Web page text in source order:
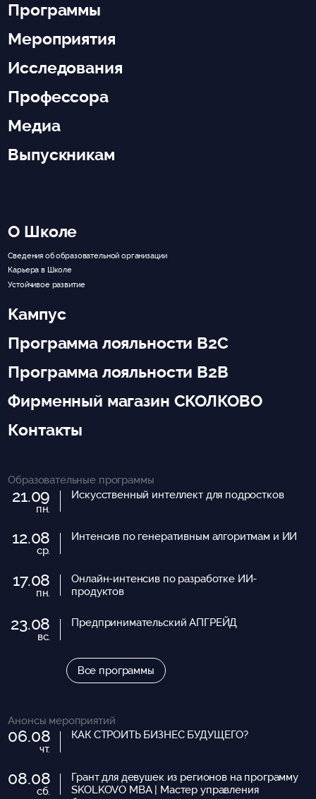
Программы
Мероприятия
Исследования
Профессора
Медиа
Выпускникам
О Школе
Сведения об образовательной организации
Карьера в Школе
Устойчивое развитие
Кампус
Программа лояльности B2C
Программа лояльности B2B
Фирменный магазин СКОЛКОВО
Контакты
Образовательные программы
21.09
пн.
Искусственный интеллект для подростков
12.08
ср.
Интенсив по генеративным алгоритмам и ИИ
17.08
пн.
Онлайн-интенсив по разработке ИИ-
продуктов
23.08
вс.
Предпринимательский АПГРЕЙД
Все программы
Анонсы мероприятий
06.08
чт.
КАК СТРОИТЬ БИЗНЕС БУДУЩЕГО?
08.08
сб.
Грант для девушек из регионов на программу
SKOLKOVO MBA | Мастер управления